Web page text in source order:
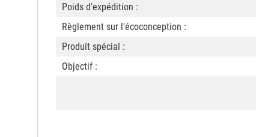
Poids d'expédition :
Règlement sur l'écoconception :
Produit spécial :
Objectif :